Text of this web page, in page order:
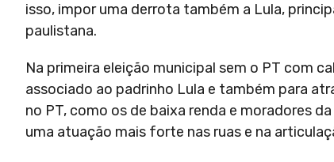
isso, impor uma derrota também a Lula,
paulistana.
Na primeira eleição municipal sem o PT com
associado ao padrinho Lula e também para
no PT, como os de baixa renda e moradores
uma atuação mais forte nas ruas e na